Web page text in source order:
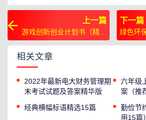
上一篇
游戏创新创业计划书（精选
6篇）
下一篇
绿色环
篇)
相关文章
2022年最新电大财务管理期
末考试试题及答案精华版
六年级
案（推
经典横幅标语精选15篇
勤俭节
用15篇）